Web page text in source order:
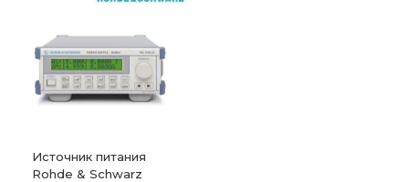
Источник питания
Rohde & Schwarz